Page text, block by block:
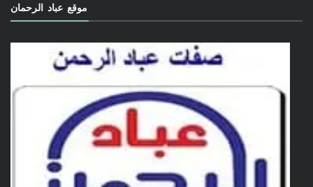
موقع عباد الرحمان